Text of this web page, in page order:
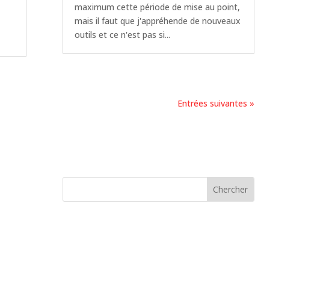
maximum cette période de mise au point,
mais il faut que j'appréhende de nouveaux
outils et ce n'est pas si...
Entrées suivantes »